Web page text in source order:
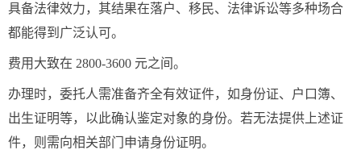
具备法律效力，其结果在落户、移民、法律诉讼等多种场合
都能得到广泛认可。
费用大致在 2800-3600 元之间。
办理时，委托人需准备齐全有效证件，如身份证、户口簿、
出生证明等，以此确认鉴定对象的身份。若无法提供上述证
件，则需向相关部门申请身份证明。